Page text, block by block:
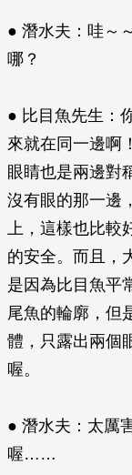
● 潛水夫：哇～
哪？
● 比目魚先生：
來就在同一邊啊
眼睛也是兩邊對
沒有眼的那一邊
上，這樣也比較
的安全。而且，
是因為比目魚平
尾魚的輪廓，但
體，只露出兩個
喔。
● 潛水夫：太厲
喔……